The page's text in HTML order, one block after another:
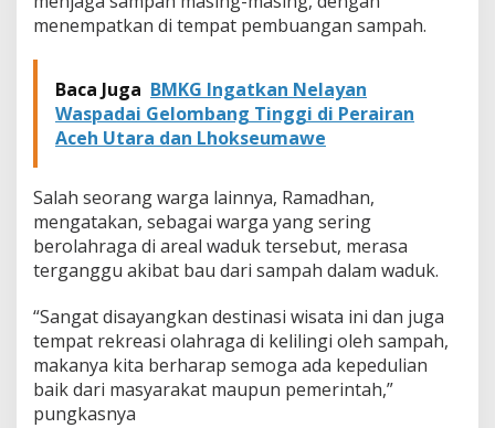
menempatkan di tempat pembuangan sampah.
Baca Juga BMKG Ingatkan Nelayan
Waspadai Gelombang Tinggi di Perairan
Aceh Utara dan Lhokseumawe
Salah seorang warga lainnya, Ramadhan,
mengatakan, sebagai warga yang sering
berolahraga di areal waduk tersebut, merasa
terganggu akibat bau dari sampah dalam waduk.
“Sangat disayangkan destinasi wisata ini dan juga
tempat rekreasi olahraga di kelilingi oleh sampah,
makanya kita berharap semoga ada kepedulian
baik dari masyarakat maupun pemerintah,”
pungkasnya